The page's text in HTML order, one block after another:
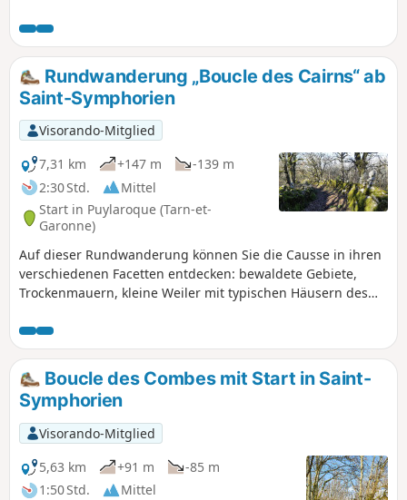
Rundwanderung „Boucle des Cairns“ ab
Saint-Symphorien
Visorando-Mitglied
7,31 km
+147 m
-139 m
2:30 Std.
Mittel
Start in Puylaroque (Tarn-et-
Garonne)
Auf dieser Rundwanderung können Sie die Causse in ihren
verschiedenen Facetten entdecken: bewaldete Gebiete,
Trockenmauern, kleine Weiler mit typischen Häusern des
Boucle des Combes mit Start in Saint-
Symphorien
Visorando-Mitglied
5,63 km
+91 m
-85 m
1:50 Std.
Mittel